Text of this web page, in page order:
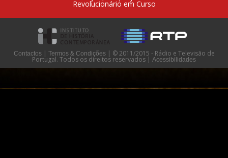
Revolucionário em Curso
Contactos | Termos & Condições | © 2011/2015 - Rádio e Televisão de
Portugal. Todos os direitos reservados | Acessibilidades